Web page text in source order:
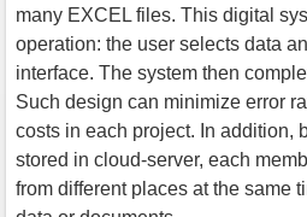
many EXCEL files. This digital
operation: the user selects data
interface. The system then
Such design can minimize error
costs in each project. In addition,
stored in cloud-server, each
from different places at the same